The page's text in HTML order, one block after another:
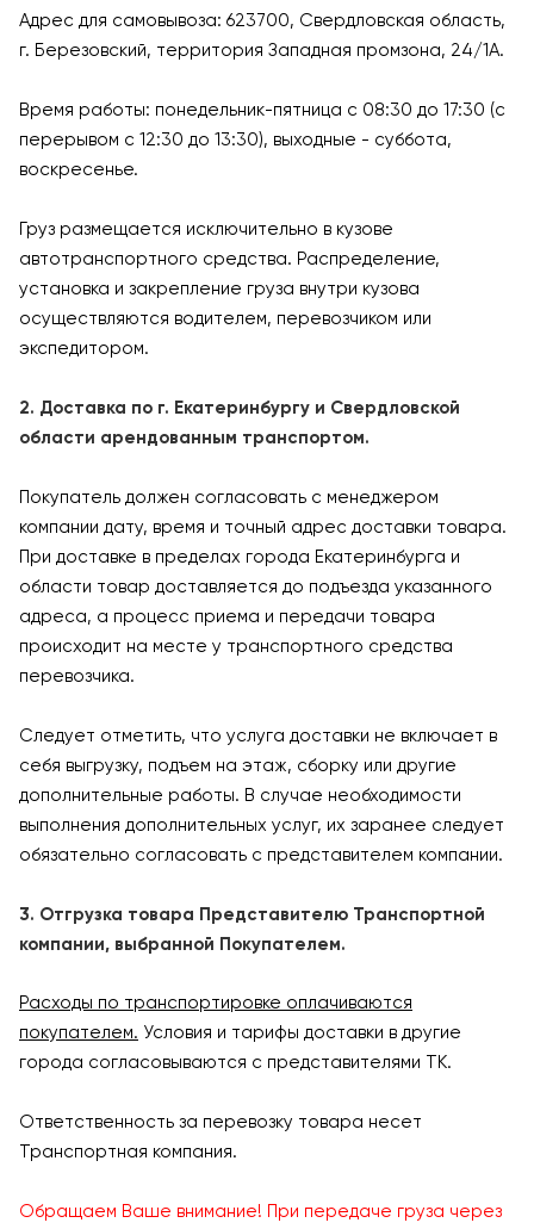
Адрес для самовывоза: 623700, Свердловская область,
г. Березовский, территория Западная промзона, 24/1А.
Время работы: понедельник-пятница с 08:30 до 17:30 (с
перерывом с 12:30 до 13:30), выходные - суббота,
воскресенье.
Груз размещается исключительно в кузове
автотранспортного средства. Распределение,
установка и закрепление груза внутри кузова
осуществляются водителем, перевозчиком или
экспедитором.
2. Доставка по г. Екатеринбургу и Свердловской
области арендованным транспортом.
Покупатель должен согласовать с менеджером
компании дату, время и точный адрес доставки товара.
При доставке в пределах города Екатеринбурга и
области товар доставляется до подъезда указанного
адреса, а процесс приема и передачи товара
происходит на месте у транспортного средства
перевозчика.
Следует отметить, что услуга доставки не включает в
себя выгрузку, подъем на этаж, сборку или другие
дополнительные работы. В случае необходимости
выполнения дополнительных услуг, их заранее следует
обязательно согласовать с представителем компании.
3. Отгрузка товара Представителю Транспортной
компании, выбранной Покупателем.
Расходы по транспортировке оплачиваются
покупателем. Условия и тарифы доставки в другие
города согласовываются с представителями ТК.
Ответственность за перевозку товара несет
Транспортная компания.
Обращаем Ваше внимание! При передаче груза через